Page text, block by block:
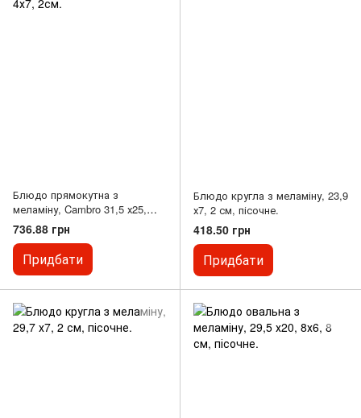
Блюдо прямокутна з
меламіну, Cambro 31,5 х25,
4х7, 2см.
736.88 грн
Придбати
Блюдо кругла з меламіну, 23,9
х7, 2 см, пісочне.
418.50 грн
Придбати